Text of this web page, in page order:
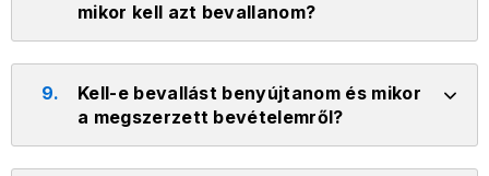
mikor kell azt bevallanom?
9.
Kell-e bevallást benyújtanom és mikor
a megszerzett bevételemről?